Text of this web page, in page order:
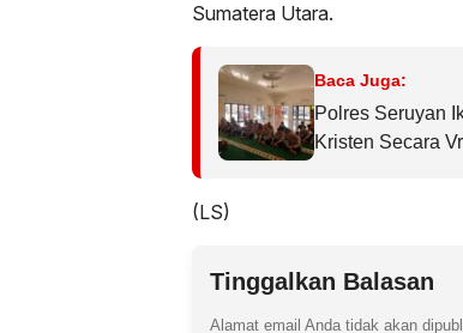
Sumatera Utara.
Baca Juga:
Polres Seruyan
Kristen Secara
(LS)
Tinggalkan Balasan
Alamat email Anda tidak akan